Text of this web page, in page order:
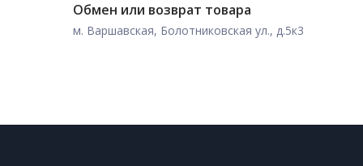
Обмен или возврат товара
м. Варшавская, Болотниковская ул., д.5к3